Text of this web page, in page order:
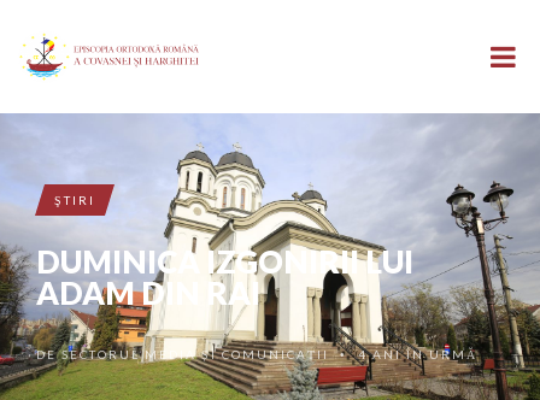
ŞTIRI
DUMINICA IZGONIRII LUI
ADAM DIN RAI
DESECTORUL MEDIA ȘI COMUNICAȚII •4 ANI ÎN URMĂ